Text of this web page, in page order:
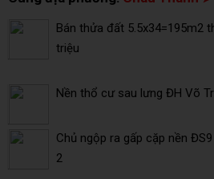
Bán thửa đất 5.5x34=195m2
triệu
Nền thổ cư sau lưng ĐH Võ
Chủ ngộp ra gấp cặp nền
2